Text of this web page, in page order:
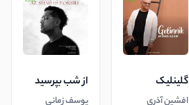
گلینلیک
افشین آذری
از شب بپرسید
یوسف زمانی